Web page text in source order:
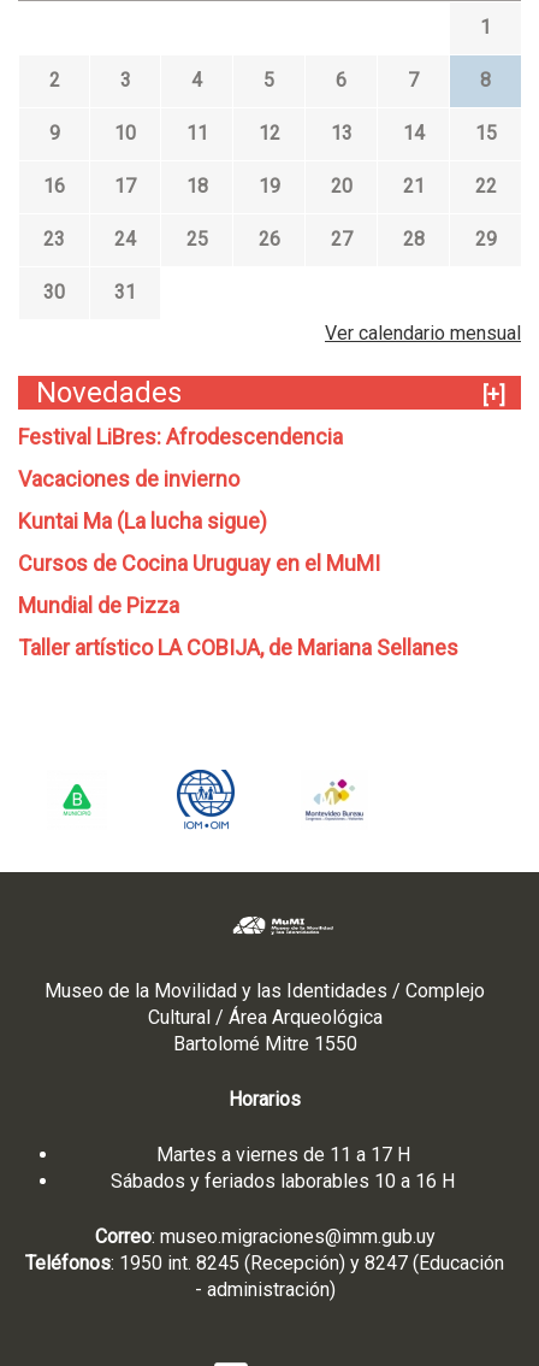
1
2 3 4 5 6 7 8
9 10 11 12 13 14 15
16 17 18 19 20 21 22
23 24 25 26 27 28 29
30
31
Ver calendario mensual
Novedades
[+]
Festival LiBres: Afrodescendencia
Vacaciones de invierno
Kuntai Ma (La lucha sigue)
Cursos de Cocina Uruguay en el MuMI
Mundial de Pizza
Taller artístico LA COBIJA, de Mariana Sellanes
Museo de la Movilidad y las Identidades / Complejo
Cultural / Área Arqueológica
Bartolomé Mitre 1550
Horarios
Martes a viernes de 11 a 17 H
Sábados y feriados laborables 10 a 16 H
Correo: museo.migraciones@imm.gub.uy
Teléfonos: 1950 int. 8245 (Recepción) y 8247 (Educación
- administración)